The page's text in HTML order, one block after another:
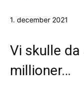
1. december 2021
Vi skulle
millioner…